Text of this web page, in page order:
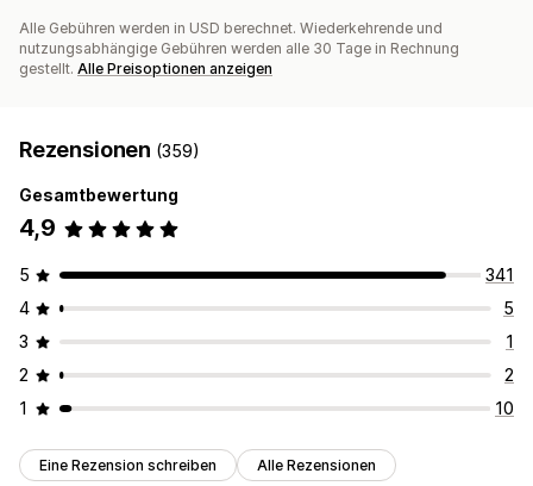
Alle Gebühren werden in USD berechnet. Wiederkehrende und
nutzungsabhängige Gebühren werden alle 30 Tage in Rechnung
gestellt. Alle Preisoptionen anzeigen
Rezensionen (359)
Gesamtbewertung
4,9
5
341
4
5
3
1
2
2
1
10
Eine Rezension schreiben Alle Rezensionen